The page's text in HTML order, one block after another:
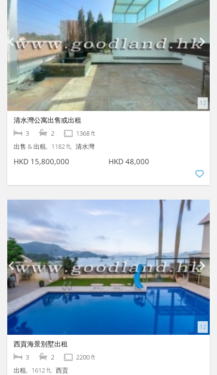
清水灣公寓出售或出租
3 2
1368 ft
出售 & 出租
1182 ft 清水灣
HKD 15,800,000 HKD 48,000
西貢海景別墅出租
3 2
2200 ft
出租
1612 ft 西贡